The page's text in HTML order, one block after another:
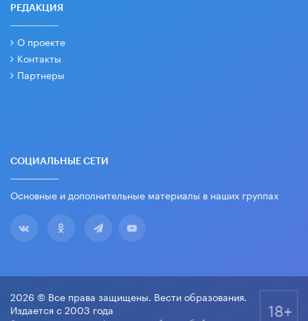
РЕДАКЦИЯ
О проекте
Контакты
Партнеры
СОЦИАЛЬНЫЕ СЕТИ
Основные и дополнительные материалы в наших группах
2026 © Все права защищены. Вести образования.
Издается с 2003 года
18+